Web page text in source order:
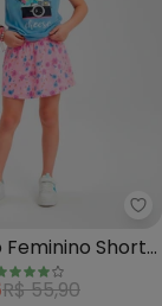
Conjunto
Shorts
(Azul Bebê)
R$ 55,90